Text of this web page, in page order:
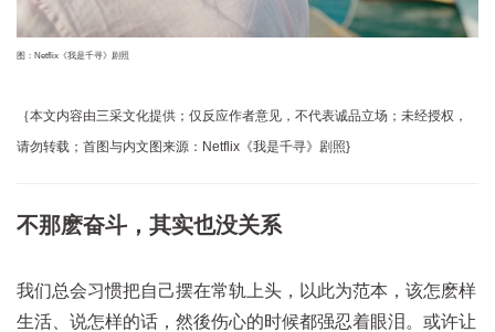
图：Netflix《我是千寻》剧照
｛本文内容由三采文化提供；仅反应作者意见，不代表诚品立场；未经授权，
请勿转载；首图与内文图来源：Netflix《我是千寻》剧照}
不那麽奋斗，其实也没关系
我们总会习惯把自己摆在常轨上头，以此为范本，该怎麽样
生活、说怎样的话，然後伤心的时候都强忍着眼泪。或许让